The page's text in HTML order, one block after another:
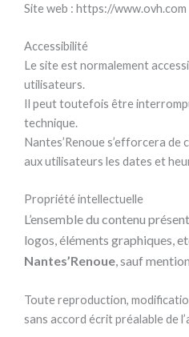
Site web : https://www.ovh.com
Accessibilité
Le site est normalement
utilisateurs.
Il peut toutefois être
technique.
Nantes’Renoue s’efforcera de
aux utilisateurs les dates et
Propriété intellectuelle
L’ensemble du contenu
logos, éléments graphiques,
Nantes’Renoue, sauf
Toute reproduction,
sans accord écrit préalable de